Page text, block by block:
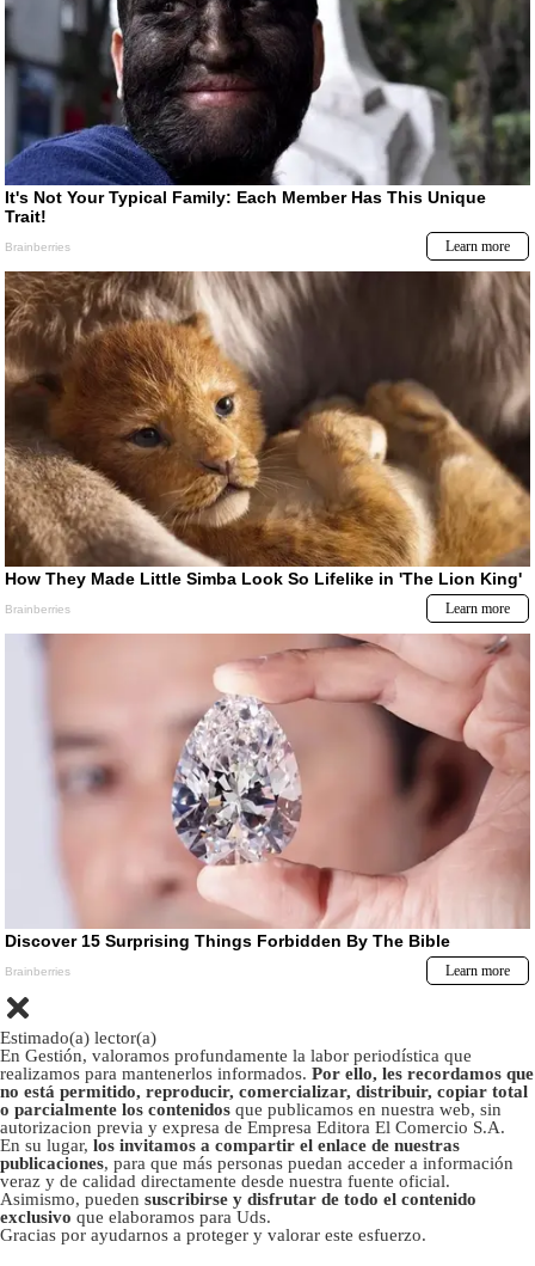
Estimado(a) lector(a)
En Gestión, valoramos profundamente la labor periodística que
realizamos para mantenerlos informados. Por ello, les recordamos que
no está permitido, reproducir, comercializar, distribuir, copiar total
o parcialmente los contenidos que publicamos en nuestra web, sin
autorizacion previa y expresa de Empresa Editora El Comercio S.A.
En su lugar, los invitamos a compartir el enlace de nuestras
publicaciones, para que más personas puedan acceder a información
veraz y de calidad directamente desde nuestra fuente oficial.
Asimismo, pueden suscribirse y disfrutar de todo el contenido
exclusivo que elaboramos para Uds.
Gracias por ayudarnos a proteger y valorar este esfuerzo.